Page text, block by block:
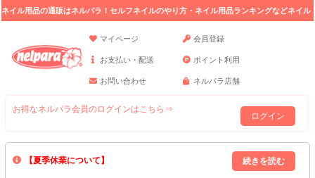
ネイル用品の通販はネルパラ！セルフネイルのやり方・ネイル用品ランキングなどネイル
マイページ
会員登録
お支払い・配送 ポイント利用
お問い合わせ ネルパラ店舗
お得なネルパラ会員のログインはこちら⇒
ログイン
【夏季休業について】